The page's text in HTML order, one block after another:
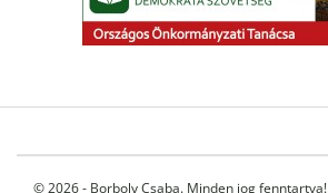
© 2026 - Borboly Csaba. Minden jog fenntartva!